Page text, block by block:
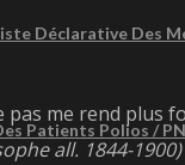
Déclarative Des
Patients Polios /
pas me rend plus
all. 1844-1900)